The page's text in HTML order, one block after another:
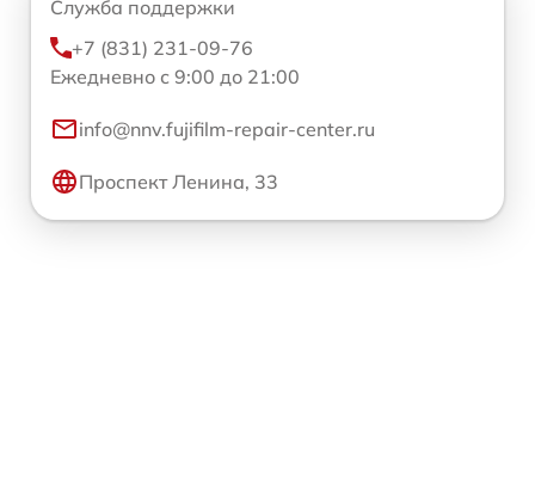
Служба поддержки
+7 (831) 231-09-76
Ежедневно с 9:00 до 21:00
info@nnv.fujifilm-repair-center.ru
Проспект Ленина, 33